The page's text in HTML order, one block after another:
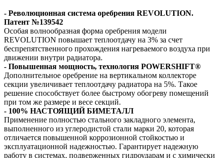
- Революционная система оребрения REVOLUTION.
Патент №139542
Особая волнообразная форма оребрения модели
REVOLUTION повышает теплоотдачу на 3% за счет
беспрепятственного прохождения нагреваемого воздуха при
движении внутри радиатора.
- Повышенная мощность, технология POWERSHIFT®
Дополнительное оребрение на вертикальном коллекторе
секции увеличивает теплоотдачу радиатора на 5%. Такое
решение способствует более быстрому обогреву помещений
при том же размере и весе секций.
- 100% НАСТОЯЩИЙ БИМЕТАЛЛ
Применение полностью стального закладного элемента,
выполненного из углеродистой стали марки 20, которая
отличается повышенной коррозионной стойкостью и
эксплуатационной надежностью. Гарантирует надежную
работу в системах, подверженных гидроударам и с химически